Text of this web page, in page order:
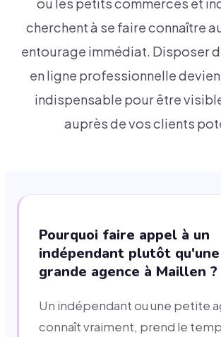
où les petits commerces et
cherchent à se faire connaître
entourage immédiat. Disposer
en ligne professionnelle
indispensable pour être
auprès de vos clients
Pourquoi faire appel à un
indépendant plutôt qu'une
grande agence à Maillen ?
Un indépendant ou une petite
connaît vraiment, prend le